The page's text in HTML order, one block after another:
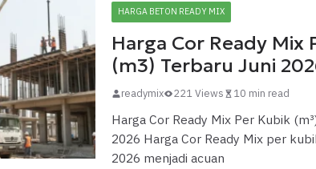
HARGA BETON READY MIX
Harga Cor Ready Mix
(m3) Terbaru Juni
readymix 221 Views 10 min read
Harga Cor Ready Mix Per Kubik
2026 Harga Cor Ready Mix per
2026 menjadi acuan